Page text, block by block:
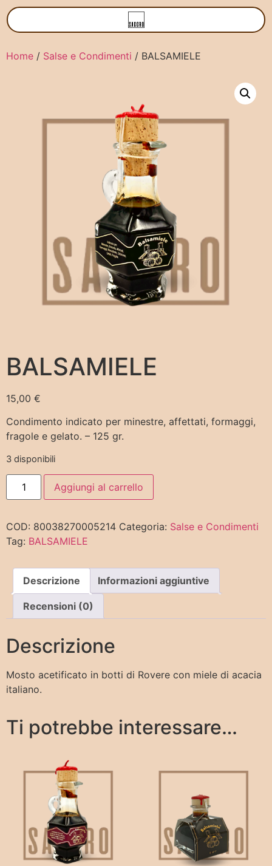
Home / Salse e Condimenti / BALSAMIELE
BALSAMIELE
15,00 €
Condimento indicato per minestre, affettati, formaggi,
fragole e gelato. – 125 gr.
3 disponibili
Aggiungi al carrello
COD: 80038270005214 Categoria: Salse e Condimenti
Tag: BALSAMIELE
Descrizione Informazioni aggiuntive
Recensioni (0)
Descrizione
Mosto acetificato in botti di Rovere con miele di acacia
italiano.
Ti potrebbe interessare…